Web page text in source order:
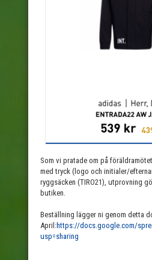
Som vi pratade om på
med tryck (logo och initialer/
ryggsäcken (TIRO21), utprovning
butiken.
Beställning lägger ni genom detta
April:https://docs.google.com/
usp=sharing